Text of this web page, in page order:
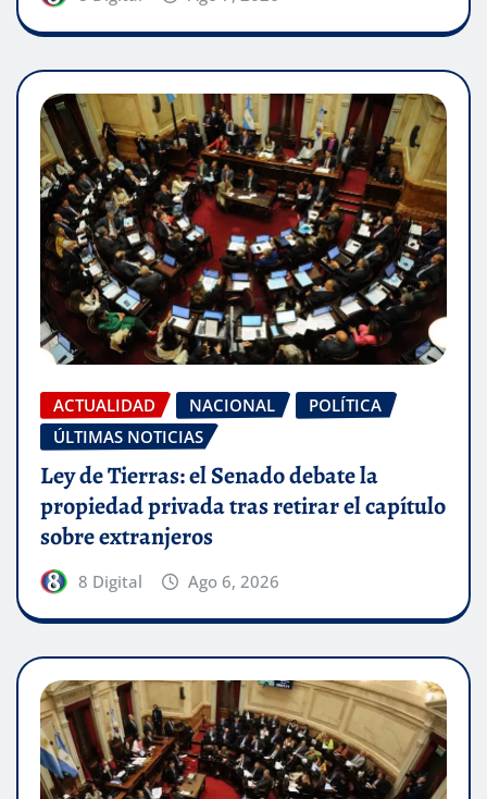
ACTUALIDAD NACIONAL
POLÍTICA
ÚLTIMAS NOTICIAS
Ley de Tierras: el Senado debate la
propiedad privada tras retirar el capítulo
sobre extranjeros
8 Digital Ago 6, 2026